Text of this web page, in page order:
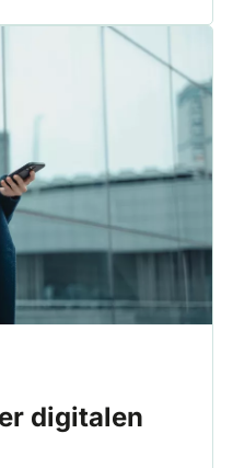
digitalen